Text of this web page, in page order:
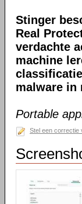
Stinger
Real
verdachte
machine
malware in
Portable
Stel een correctie